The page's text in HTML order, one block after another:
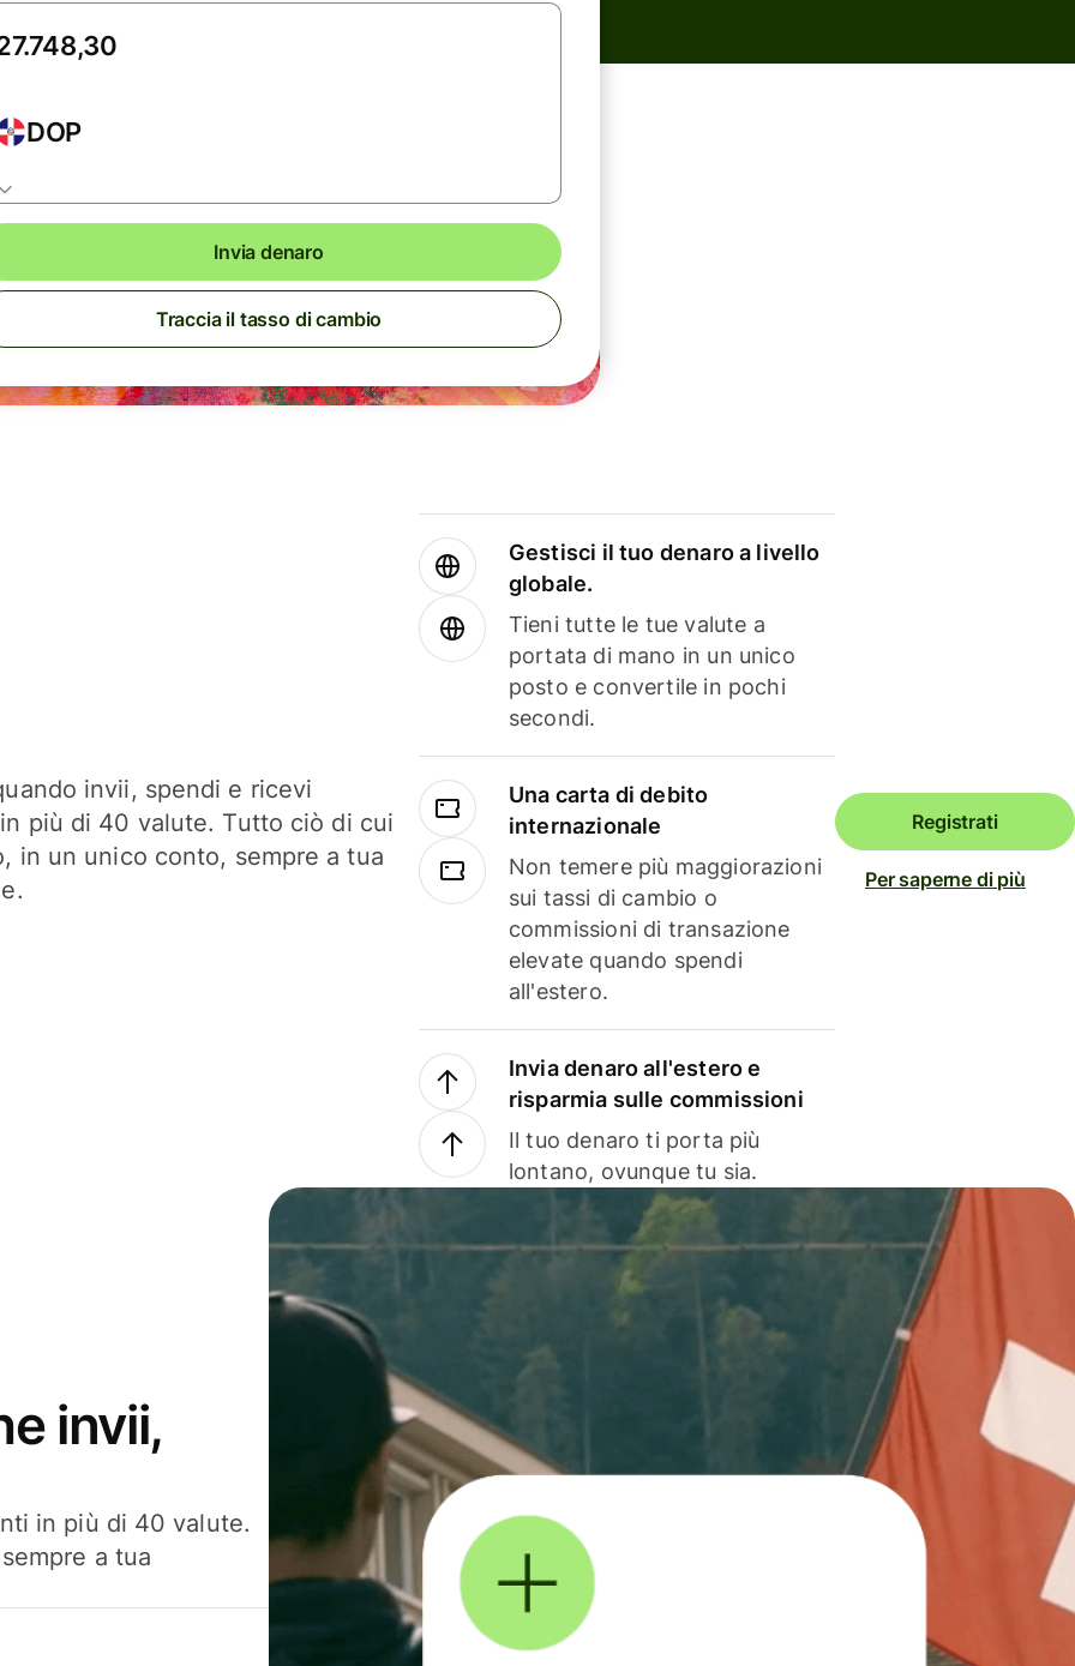
DOP
Invia denaro
Traccia il tasso di cambio
invii, spendi e ricevi
più di 40 valute. Tutto ciò di cui
in un unico conto, sempre a tua
Gestisci il tuo denaro a livello
globale.
Tieni tutte le tue valute a
portata di mano in un unico
posto e convertile in pochi
secondi.
Una carta di debito
internazionale
Non temere più maggiorazioni
sui tassi di cambio o
commissioni di transazione
elevate quando spendi
all'estero.
Invia denaro all'estero e
risparmia sulle commissioni
Il tuo denaro ti porta più
lontano, ovunque tu sia.
Registrati
Per saperne di più
invii,
in più di 40 valute.
a tua